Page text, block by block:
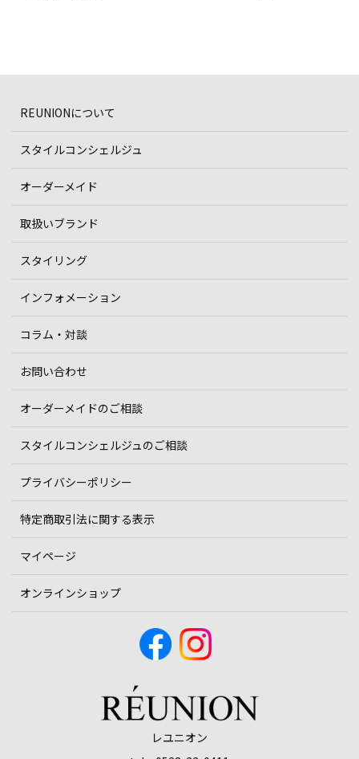
REUNIONについて
スタイルコンシェルジュ
オーダーメイド
取扱いブランド
スタイリング
インフォメーション
コラム・対談
お問い合わせ
オーダーメイドのご相談
スタイルコンシェルジュのご相談
プライバシーポリシー
特定商取引法に関する表示
マイページ
オンラインショップ
レユニオン